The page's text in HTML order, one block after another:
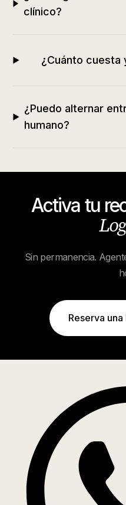
clínico?
¿Cuánto cuesta
¿Puedo alternar
humano?
Activa tu
Sin permanencia.
Reserva